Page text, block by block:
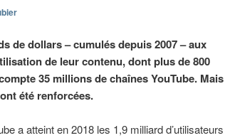
de dollars – cumulés depuis 2007 – aux
de leur contenu, dont plus de 800
35 millions de chaînes YouTube.
été renforcées.
a atteint en 2018 les 1,9 milliard d’utilisateurs